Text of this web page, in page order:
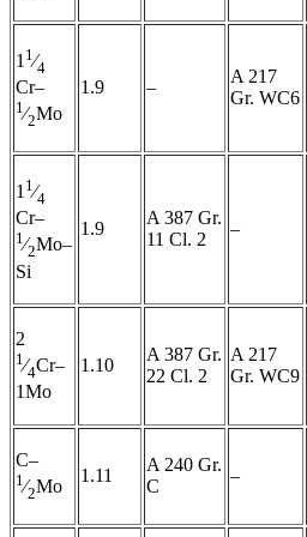
1 1 ⁄4
Cr–
1⁄2Mo
1.9 –
A 217
Gr. WC6
1 1 ⁄4
Cr–
1⁄2Mo–
Si
1.9
A 387 Gr.
11 Cl. 2
–
2
1 ⁄4Cr–
1Mo
1.10
A 387 Gr.
22 Cl. 2
A 217
Gr. WC9
C–
1 ⁄2Mo
1.11
A 240 Gr.
C
–